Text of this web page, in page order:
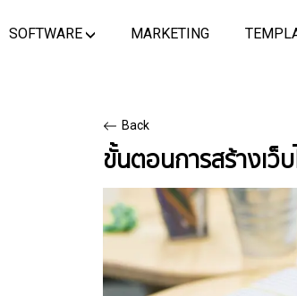
SOFTWARE MARKETING
Back
ขั้นตอนการสร้างเว็บ